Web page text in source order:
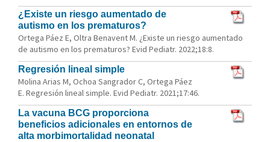
¿Existe un riesgo aumentado de
autismo en los prematuros?
Ortega Páez E, Oltra Benavent M. ¿Existe un riesgo aumentado
de autismo en los prematuros? Evid Pediatr. 2022;18:8.
Regresión lineal simple
Molina Arias M, Ochoa Sangrador C, Ortega Páez
E. Regresión lineal simple. Evid Pediatr. 2021;17:46.
La vacuna BCG proporciona
beneficios adicionales en entornos de
alta morbimortalidad neonatal